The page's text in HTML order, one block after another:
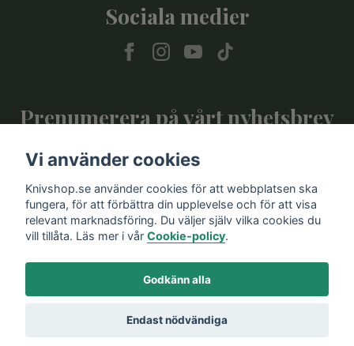
Sociala medier
Prenumerera på vårt nyhetsbrev
© 2026 Knivshop
Vi använder cookies
Knivshop.se använder cookies för att webbplatsen ska
fungera, för att förbättra din upplevelse och för att visa
relevant marknadsföring. Du väljer själv vilka cookies du
vill tillåta. Läs mer i vår Cookie-policy.
Godkänn alla
Endast nödvändiga